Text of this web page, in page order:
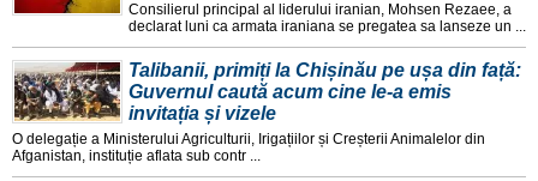
Consilierul principal al liderului iranian, Mohsen Rezaee, a
declarat luni ca armata iraniana se pregatea sa lanseze un ...
Talibanii, primiți la Chișinău pe ușa din față:
Guvernul caută acum cine le-a emis
invitația și vizele
O delegație a Ministerului Agriculturii, Irigațiilor și Creșterii Animalelor din
Afganistan, instituție aflata sub contr ...